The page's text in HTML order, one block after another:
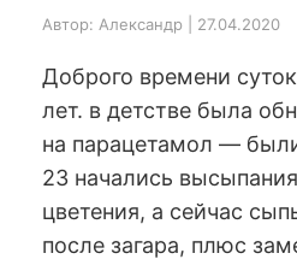
Автор: Александр | 27.04.2020
Доброго времени
лет. в детстве была
на парацетамол —
23 начались
цветения, а сейчас
после загара, плюс